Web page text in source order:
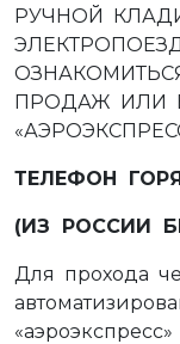
РУЧНОЙ
ПРОДАЖ ИЛИ
ТЕЛЕФОН
(ИЗ РОССИИ
Для прохода